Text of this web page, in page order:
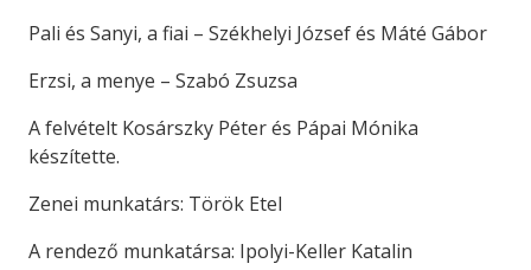
Pali és Sanyi, a fiai – Székhelyi József és Máté Gábor
Erzsi, a menye – Szabó Zsuzsa
A felvételt Kosárszky Péter és Pápai Mónika
készítette.
Zenei munkatárs: Török Etel
A rendező munkatársa: Ipolyi-Keller Katalin